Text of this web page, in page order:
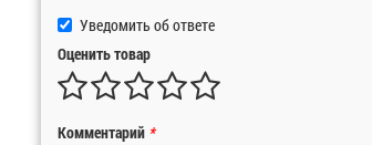
Уведомить об ответе
Оценить товар
Комментарий *